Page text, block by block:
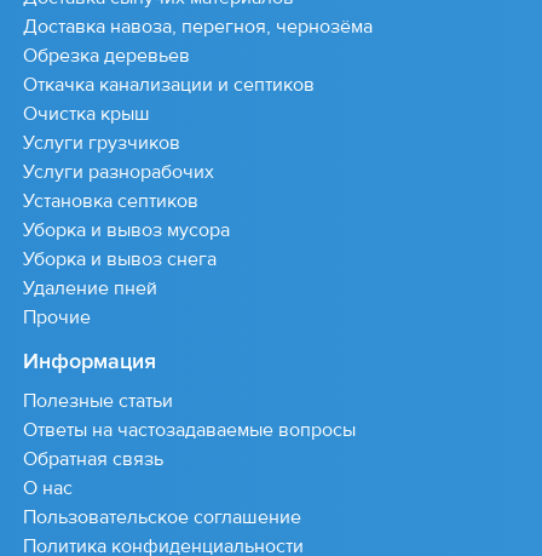
Доставка навоза, перегноя, чернозёма
Обрезка деревьев
Откачка канализации и септиков
Очистка крыш
Услуги грузчиков
Услуги разнорабочих
Установка септиков
Уборка и вывоз мусора
Уборка и вывоз снега
Удаление пней
Прочие
Информация
Полезные статьи
Ответы на частозадаваемые вопросы
Обратная связь
О нас
Пользовательское соглашение
Политика конфиденциальности